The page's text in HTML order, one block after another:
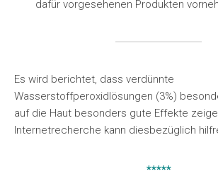
dafür vorgesehenen Produkten
Es wird berichtet, dass verdünnte
Wasserstoffperoxidlösungen (3%)
auf die Haut besonders gute Effekte
Internetrecherche kann diesbezüglich
*****